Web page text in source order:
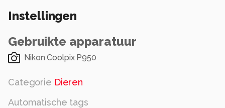
Instellingen
Gebruikte apparatuur
Nikon Coolpix P950
Categorie Dieren
Automatische tags